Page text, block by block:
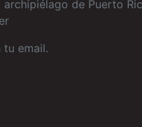
archipiélago de Puerto
tu email.